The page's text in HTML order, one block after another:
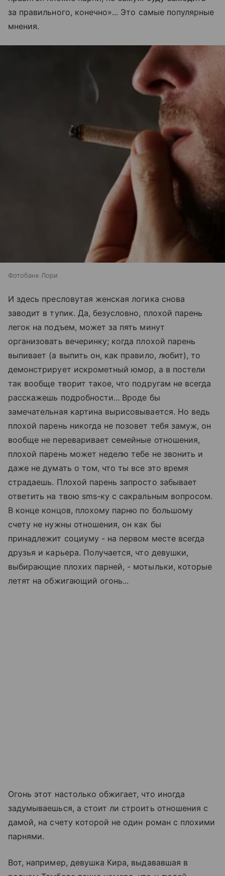
за правильного, конечно»... Это самые популярные
мнения.
Фотобанк Лори
И здесь пресловутая женская логика снова
заводит в тупик. Да, безусловно, плохой парень
легок на подъем, может за пять минут
организовать вечеринку; когда плохой парень
выпивает (а выпить он, как правило, любит), то
демонстрирует искрометный юмор, а в постели
так вообще творит такое, что подругам не всегда
расскажешь подробности... Вроде бы
замечательная картина вырисовывается. Но ведь
плохой парень никогда не позовет тебя замуж, он
вообще не переваривает семейные отношения,
плохой парень может неделю тебе не звонить и
даже не думать о том, что ты все это время
страдаешь. Плохой парень запросто забывает
ответить на твою sms-ку с сакральным вопросом.
В конце концов, плохому парню по большому
счету не нужны отношения, он как бы
принадлежит социуму - на первом месте всегда
друзья и карьера. Получается, что девушки,
выбирающие плохих парней, - мотыльки, которые
летят на обжигающий огонь...
Огонь этот настолько обжигает, что иногда
задумываешься, а стоит ли строить отношения с
дамой, на счету которой не один роман с плохими
парнями.
Вот, например, девушка Кира, выдававшая в